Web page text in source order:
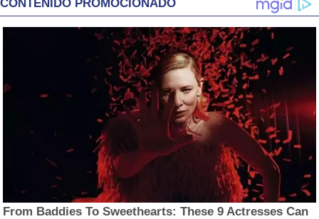
CONTENIDO PROMOCIONADO
From Baddies To Sweethearts: These 9 Actresses Can